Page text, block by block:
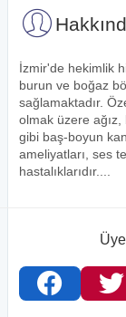
İzmir'de hekimlik
burun ve boğaz
sağlamaktadır.
olmak üzere
gibi baş-boyun
ameliyatları, ses
hastalıklarıdır....